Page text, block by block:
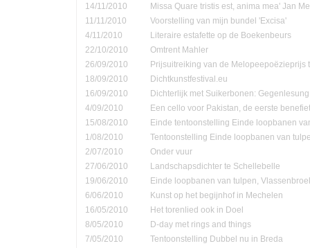
14/11/2010
Missa Quare tristis est, anima mea' Jan
11/11/2010
Voorstelling van mijn bundel 'Excisa'
4/11/2010
Literaire estafette op de Boekenbeurs
22/10/2010
Omtrent Mahler
26/09/2010
Prijsuitreiking van de Melopeepoëzieprijs
18/09/2010
Dichtkunstfestival.eu
16/09/2010
Dichterlijk met Suikerbonen:
4/09/2010
Een cello voor Pakistan, de eerste
15/08/2010
Einde tentoonstelling Einde loopbanen
1/08/2010
Tentoonstelling Einde loopbanen van
2/07/2010
Onder vuur
27/06/2010
Landschapsdichter te Schellebelle
19/06/2010
Einde loopbanen van tulpen,
6/06/2010
Kunst op het begijnhof in Mechelen
16/05/2010
Het torenlied ook in Doel
8/05/2010
D-day met rings and things
7/05/2010
Tentoonstelling Dubbel nu in Breda